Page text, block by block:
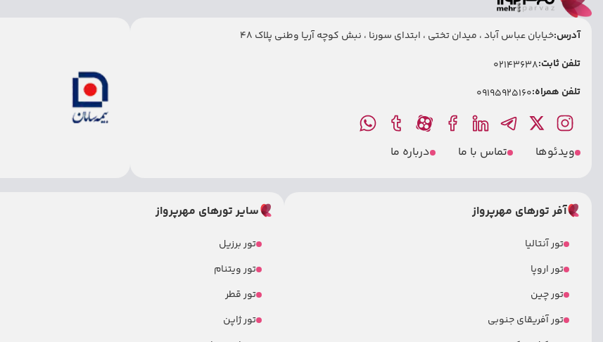
آدرس:خیابان عباس آباد ، میدان تختی ، ابتدای سورنا ، نبش کوچه آریا وطنی پلاک 48
تلفن ثابت:02143638
تلفن همراه:09195925160
ویدئوها تماس با ما درباره ما
آفر تورهای مهرپرواز
تور آنتالیا
تور اروپا
تور چین
تور آفریقای جنوبی
سایر تورهای مهرپرواز
تور برزیل
تور ویتنام
تور قطر
تور ژاپن